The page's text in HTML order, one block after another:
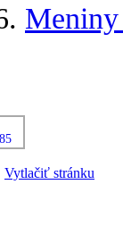
Vytlačiť stránku